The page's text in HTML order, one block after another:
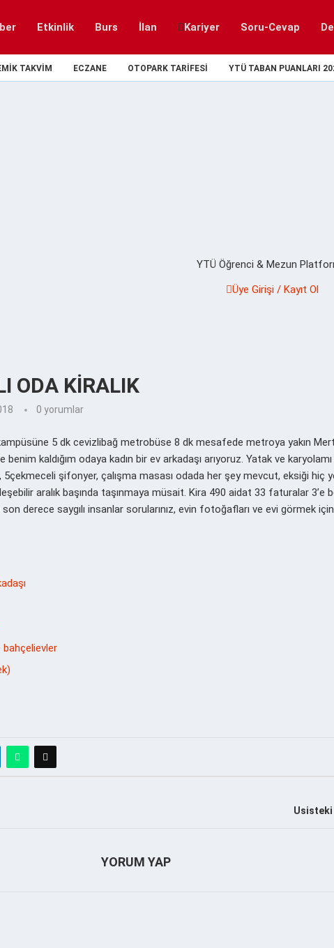
Etkinlik Burs İlan Kariyer Soru-Cevap
TAKVIM ECZANE OTOPARK TARIFESI YTÜ TABAN PUANLARI
YTÜ Öğrenci & Mezun
Üye Girişi / Kayıt Ol
ODA KİRALIK
0 yorumlar
5 dk cevizlibağ metrobüse 8 dk mesafede metroya yakın
kaldığım odaya kadın bir ev arkadaşı arıyoruz. Yatak ve
5çekmeceli şifonyer, çalışma masası odada her şey mevcut, eksiği hiç
aralık başında taşınmaya müsait. Kira 490 aidat 33 faturalar 3’e
derece saygılı insanlar sorularınız, evin fotoğafları ve evi görmek
bahçelievler
Usisteki
YORUM YAP